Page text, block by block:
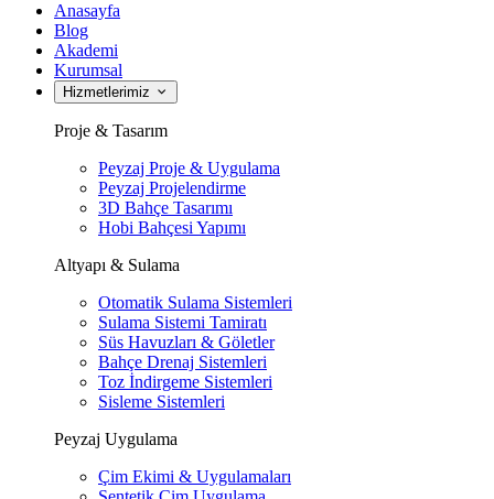
Anasayfa
Blog
Akademi
Kurumsal
Hizmetlerimiz
Proje & Tasarım
Peyzaj Proje & Uygulama
Peyzaj Projelendirme
3D Bahçe Tasarımı
Hobi Bahçesi Yapımı
Altyapı & Sulama
Otomatik Sulama Sistemleri
Sulama Sistemi Tamiratı
Süs Havuzları & Göletler
Bahçe Drenaj Sistemleri
Toz İndirgeme Sistemleri
Sisleme Sistemleri
Peyzaj Uygulama
Çim Ekimi & Uygulamaları